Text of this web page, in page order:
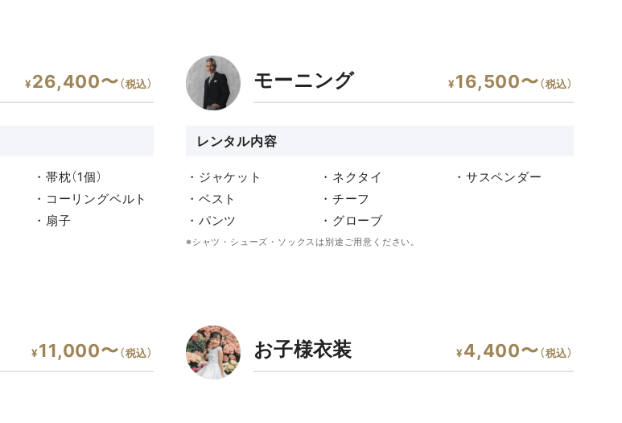
¥26,400〜（税込）
・帯枕（1個）
・コーリングベルト
・扇子
モーニング ¥16,500〜（税込）
レンタル内容
・ジャケット
・ベスト
・パンツ
・ネクタイ
・チーフ
・グローブ
・サスペンダー
※シャツ・シューズ・ソックスは別途ご用意ください。
¥11,000〜（税込） お子様衣装 ¥4,400〜（税込）